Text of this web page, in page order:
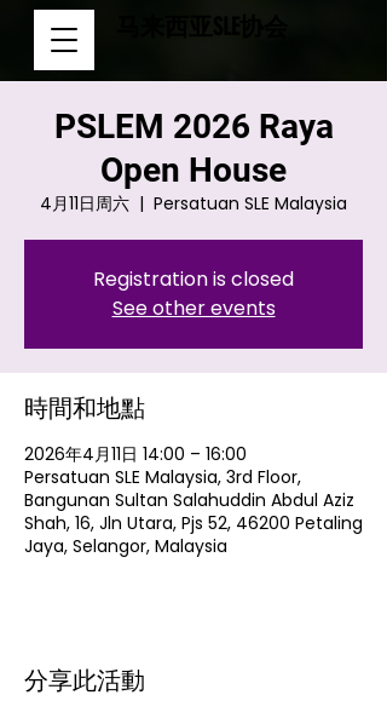
PSLEM 2026 Raya
Open House
4月11日周六
  |
Persatuan SLE Malaysia
Registration is closed
See other events
時間和地點
2026年4月11日 14:00 – 16:00
Persatuan SLE Malaysia, 3rd Floor,
Bangunan Sultan Salahuddin Abdul Aziz
Shah, 16, Jln Utara, Pjs 52, 46200 Petaling
Jaya, Selangor, Malaysia
分享此活動